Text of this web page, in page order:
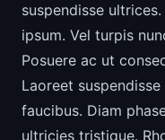
suspendisse
ipsum. Vel turpis
Posuere ac ut
Laoreet
faucibus. Diam
ultricies tristique.